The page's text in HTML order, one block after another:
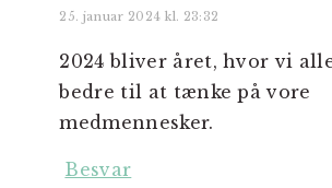
25. januar 2024 kl. 23:32
2024 bliver året, hvor vi
bedre til at tænke på vore
medmennesker.
Besvar